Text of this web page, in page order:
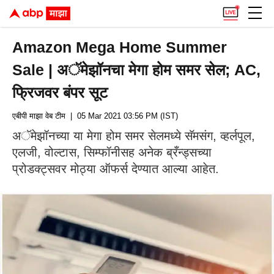
Amazon Mega Home Summer
Sale | अॅमेझॉनचा मेगा होम समर सेल; AC,
फ्रिजवर बंपर सूट
एबीपी माझा वेब टीम | 05 Mar 2021 03:56 PM (IST)
अॅमेझॉनच्या या मेगा होम समर सेलमध्ये सॅमसंग, व्हर्लपूल,
एलजी, वोल्टास, सिम्‍फॉनीसह अनेक ब्रँन्ड्सच्या
प्रोडक्ट्सवर मोठ्या ऑफर्स देण्यात आल्या आहेत.